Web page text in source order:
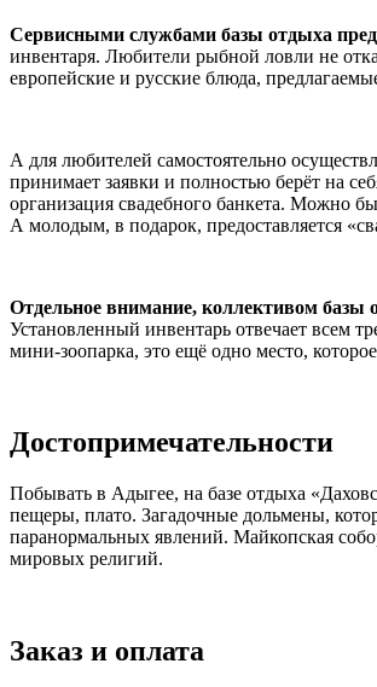
Сервисными службами базы отдыха
инвентаря. Любители рыбной ловли не
европейские и русские блюда,
А для любителей самостоятельно
принимает заявки и полностью берёт на
организация свадебного банкета. Можно
А молодым, в подарок, предоставляется
Отдельное внимание, коллективом базы
Установленный инвентарь отвечает всем
мини-зоопарка, это ещё одно место,
Достопримечательности
Побывать в Адыгее, на базе отдыха
пещеры, плато. Загадочные дольмены,
паранормальных явлений. Майкопская
мировых религий.
Заказ и оплата